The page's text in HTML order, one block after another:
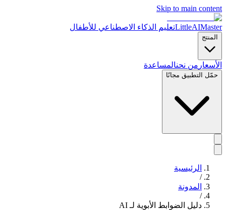
Skip to main content
LittleAIMasterتعليم الذكاء الاصطناعي للأطفال
المنتج
الأسعار من نحنالمساعدة
حمّل التطبيق مجانًا
الرئيسية
/
المدونة
/
دليل الضوابط الأبوية لـ AI